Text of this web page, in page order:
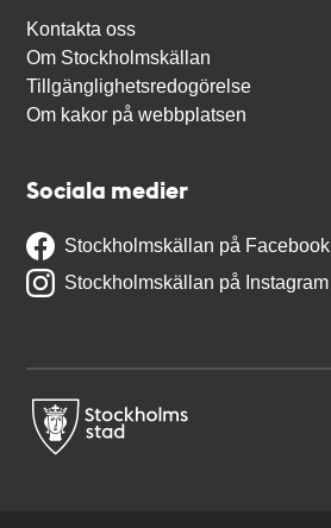
Kontakta oss
Om Stockholmskällan
Tillgänglighetsredogörelse
Om kakor på webbplatsen
Sociala medier
Stockholmskällan på Facebook
Stockholmskällan på Instagram